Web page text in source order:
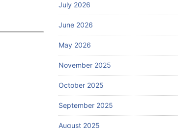
July 2026
June 2026
May 2026
November 2025
October 2025
September 2025
August 2025